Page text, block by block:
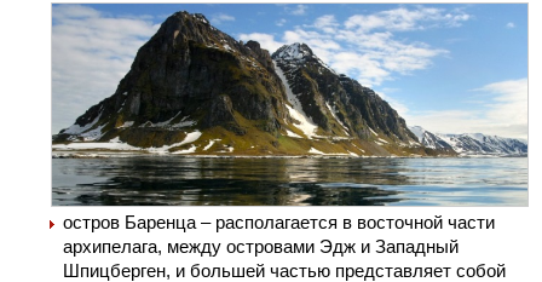
остров Баренца – располагается в восточной части
архипелага, между островами Эдж и Западный
Шпицберген, и большей частью представляет собой